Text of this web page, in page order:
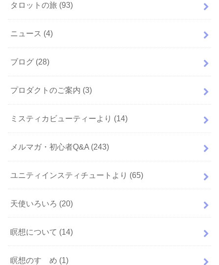
タロットの旅 (93)
ニュース (4)
ブログ (28)
プロダクトのご案内 (3)
ミスティカビューティーより (14)
メルマガ・初心者Q&A (243)
ユニティインスティチュートより (65)
天使いろいろ (20)
瞑想について (14)
瞑想のすゝめ (1)